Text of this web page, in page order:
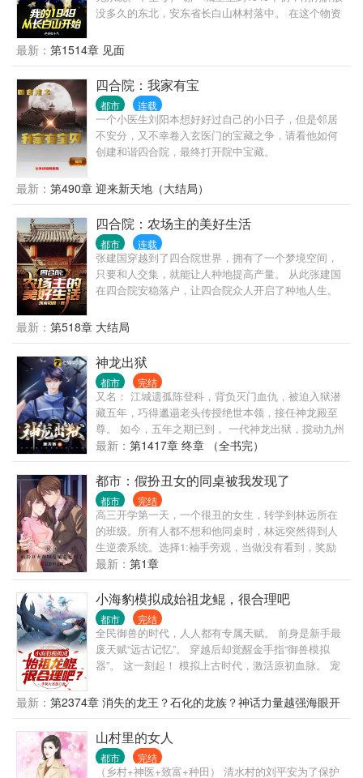
没多久的东北，安东省长白山林村落中。 在这个物资
中猎场。 脑袋大的猴头菇，千年成形的人参娃娃，满
山遍野的榛蘑山里红野核桃。 香嫩可口的飞龙，看到
人走不动道的傻狍子，松树林成群的灰贼。 数百斤的
野猪，如山般的黑瞎子，舔一口就能吓死人的山神
爷。 还有那民间流传已久的五大仙，黑水白山，尽在
此间！
最新： 第1514章 见面
四合院：我家有宝
都市 连载
一个小医生刘阳本想好好过自己的小日子，但是邻居
不安分，又不幸卷入玄医门的宝藏之争，请看他如何
创建和谐四合院，最终打开院中宝藏。
最新： 第490章 迎来新天地（大结局）
四合院：农场主的美好生活
都市 连载
张建国穿越到了四合院世界，拥有了一个梦境空间，
只要和人交集，就能让人种地提高产量。 从此张建国
在四合院安稳落户，让四合院众人开启了种地人生。
雨柱：“我不行了，动一下的力气都没了。” 许大
茂：“……” 闹腾都是闲出来的，自从种地之后，四合
院清静多了。
最新： 第518章 大结局
神龙出狱
都市 完结
又名： 江城遗孤陈登科，背负灭门血仇，被迫入狱潜
藏五年，巧得邋遢老头传授绝世本领，接任神龙殿至
尊。 如今，五年之期已到， 一代神龙出狱，搅动九州
风云！
最新： 第1417章 终章 （全书完）
都市：假扮丑女的同桌被我发现了
都市 完结
高三开学第一天，一个很丑的女生，转学到林远所在
的班级。所有人都不想和他同桌时，林远突然得到人
生逆袭系统。选择1:袖手旁观，当做没有看到，奖励
100000元。选择2：主动提出希望和顾怜音同桌，并成
功与她同桌，奖励过目不忘技能。林远毫不犹豫选
择...
最新： 第1章
小海豹模拟成始祖龙鲲，很合理吧
都市 完结
全民御兽的时代，人人都有专属天赋。 前身是新手最
废天赋“远古记忆”。 穿越后却觉醒金手指“御兽模拟
器”。 这一刻起！ 模拟上古时代，激活原初血脉。 宠
能养出始祖龙鲲。 小灵猴开局，也能养出齐天大圣。
小细狗开局，也能养出昆仑犬神。 小色鸽开局，也能
养出星空域主。 小草兔开局，也能养出月神兔仙。 全
员古神兽级！ 没有最逆天，只有更逆天！ ps:初始宠
兽是一只小海豹_(:3 ⌒?)_ 爱国，正能量，有表妹，有
最新： 第2374章 消失的龙王？石化的龙族？神话力量越强海眼开
得越快？
山村里的女人
都市 完结
（乡村+神医+致富+种田） 清水村的刘平安为了保护